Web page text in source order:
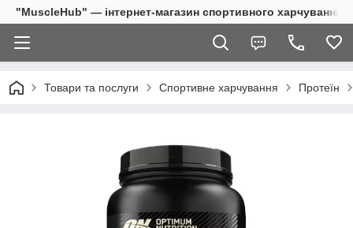
"MuscleHub" — інтернет-магазин спортивного харчування
Товари та послуги Спортивне харчування Протеїн